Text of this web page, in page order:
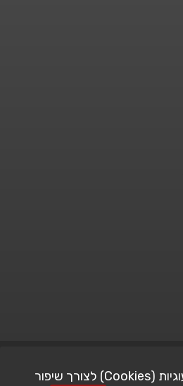
אתר זה משתמש בעוגיות (Cookies) לצורך שיפור